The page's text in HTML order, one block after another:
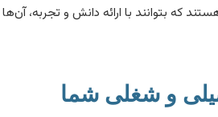
که بتوانند با ارائه دانش و تجربه، آن‌ها
و شغلی شما